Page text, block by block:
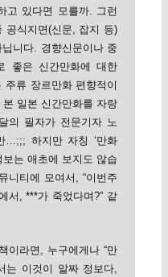
고 있다면 모를까. 그런
공식지면(신문, 잡지 등)
니다. 경향신문이나 중
좋은 신간만화에 대한
류 장르만화 편향적이
일본 신간만화를 자랑
의 필자가 전문기자 노
…;;; 하지만 자칭 ‘만화
는 애초에 보지도 않습
니티에 모여서, “이번주
서, ***가 죽었다며?” 같
이라면, 누구에게나 “만
는 이것이 알짜 정보다,